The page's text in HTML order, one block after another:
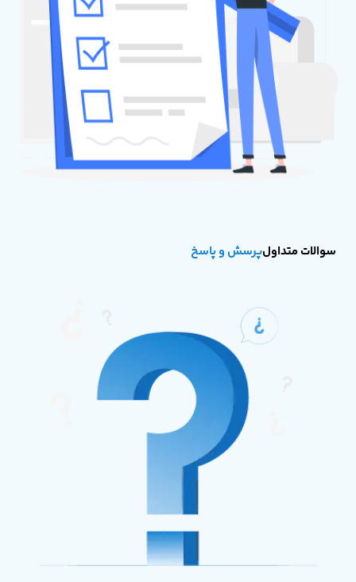
سوالات متداولپرسش و پاسخ